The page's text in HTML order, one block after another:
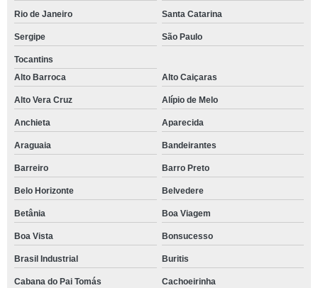
Rio de Janeiro Santa Catarina
Sergipe São Paulo
Tocantins
Alto Barroca
Alto Caiçaras
Alto Vera Cruz Alípio de Melo
Anchieta Aparecida
Araguaia Bandeirantes
Barreiro Barro Preto
Belo Horizonte Belvedere
Betânia Boa Viagem
Boa Vista Bonsucesso
Brasil Industrial Buritis
Cabana do Pai Tomás Cachoeirinha